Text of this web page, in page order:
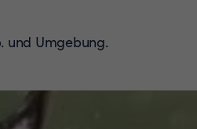
und Umgebung.